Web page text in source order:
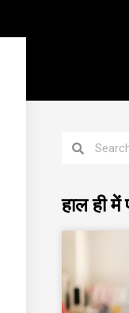
हाल ही में